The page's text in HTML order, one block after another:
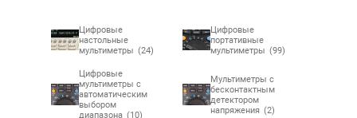
Цифровые
настольные
мультиметры (24)
Цифровые
портативные
мультиметры (99)
Цифровые
мультиметры с
автоматическим
выбором
диапазона (10)
Мультиметры с
бесконтактным
детектором
напряжения (2)